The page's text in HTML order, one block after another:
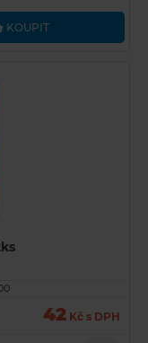
KOUPIT
42 Kč s DPH